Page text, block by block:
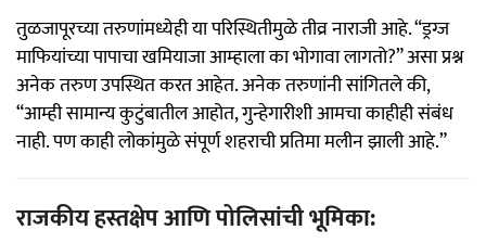
तुळजापूरच्या तरुणांमध्येही या परिस्थितीमुळे तीव्र नाराजी आहे. “ड्रग्ज
माफियांच्या पापाचा खमियाजा आम्हाला का भोगावा लागतो?” असा प्रश्न
अनेक तरुण उपस्थित करत आहेत. अनेक तरुणांनी सांगितले की,
“आम्ही सामान्य कुटुंबातील आहोत, गुन्हेगारीशी आमचा काहीही संबंध
नाही. पण काही लोकांमुळे संपूर्ण शहराची प्रतिमा मलीन झाली आहे.”
राजकीय हस्तक्षेप आणि पोलिसांची भूमिका: